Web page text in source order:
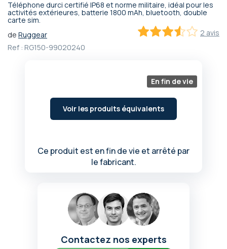
Téléphone durci certifié IP68 et norme militaire, idéal pour les
activités extérieures, batterie 1800 mAh, bluetooth, double
carte sim.
2 avis
de Ruggear
Ref : RG150-99020240
En fin de vie
Voir les produits équivalents
Ce produit est en fin de vie et arrêté par
le fabricant.
Passer
au
début
de
la
Contactez nos experts